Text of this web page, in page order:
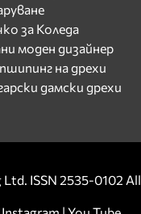
за Коледа
моден дизайнер
на дрехи
дамски дрехи
ISSN 2535-0102